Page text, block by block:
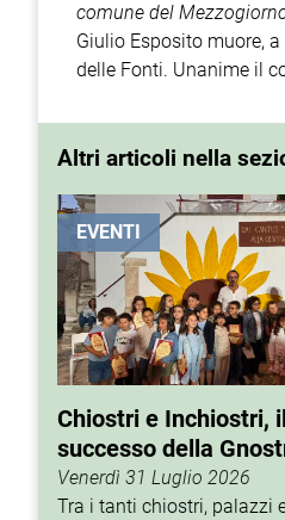
comune del
Giulio Esposito muore,
delle Fonti. Unanime il
Altri articoli nella
EVENTI
Chiostri e Inchiostri, il
successo della
Venerdì 31 Luglio 2026
Tra i tanti chiostri, palazzi